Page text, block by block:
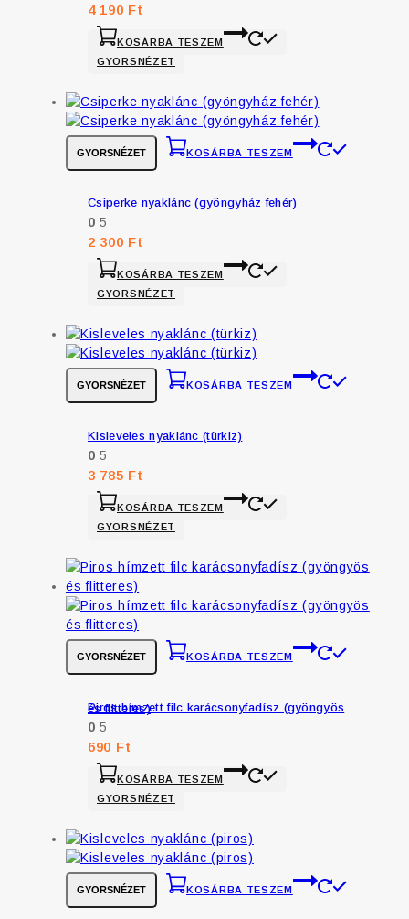
4 190 Ft
KOSÁRBA TESZEM
GYORSNÉZET
GYORSNÉZET KOSÁRBA TESZEM
Csiperke nyaklánc (gyöngyház fehér)
0 5
2 300 Ft
KOSÁRBA TESZEM
GYORSNÉZET
GYORSNÉZET KOSÁRBA TESZEM
Kisleveles nyaklánc (türkiz)
0 5
3 785 Ft
KOSÁRBA TESZEM
GYORSNÉZET
GYORSNÉZET KOSÁRBA TESZEM
Piros hímzett filc karácsonyfadísz (gyöngyös és flitteres)
0 5
690 Ft
KOSÁRBA TESZEM
GYORSNÉZET
GYORSNÉZET KOSÁRBA TESZEM